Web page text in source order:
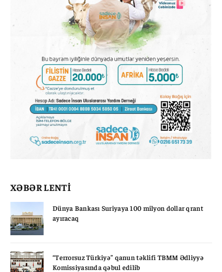
XƏBƏR LENTİ
Dünya Bankası Suriyaya 100 milyon dollar qrant
ayıracaq
“Terrorsuz Türkiyə” qanun təklifi TBMM Ədliyyə
Komissiyasında qəbul edilib